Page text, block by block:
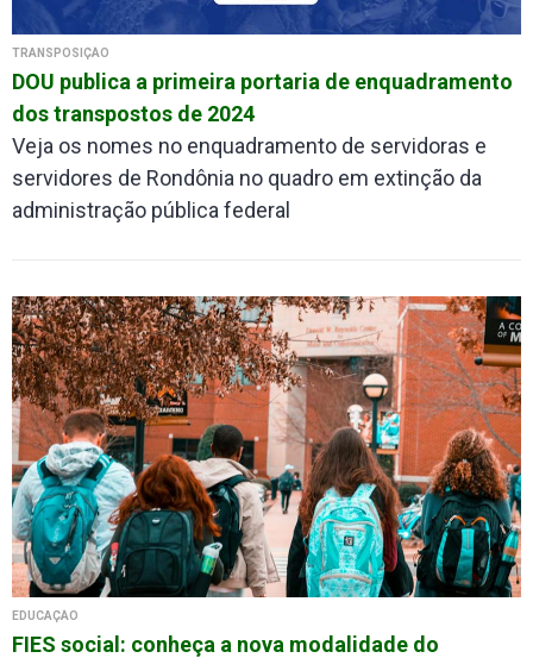
TRANSPOSIÇÃO
DOU publica a primeira portaria de enquadramento
dos transpostos de 2024
Veja os nomes no enquadramento de servidoras e
servidores de Rondônia no quadro em extinção da
administração pública federal
EDUCAÇÃO
FIES social: conheça a nova modalidade do